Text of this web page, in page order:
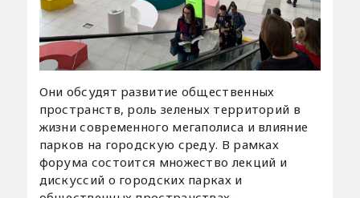
Они обсудят развитие общественных
пространств, роль зеленых территорий в
жизни современного мегаполиса и влияние
парков на городскую среду. В рамках
форума состоится множество лекций и
дискуссий о городских парках и